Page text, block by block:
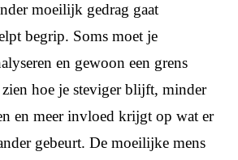
moeilijk gedrag gaat
begrip. Soms moet je
en gewoon een grens
hoe je steviger blijft, minder
en meer invloed krijgt op wat er
gebeurt. De moeilijke mens